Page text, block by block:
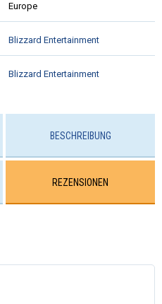
Europe
Blizzard Entertainment
Blizzard Entertainment
BESCHREIBUNG
REZENSIONEN